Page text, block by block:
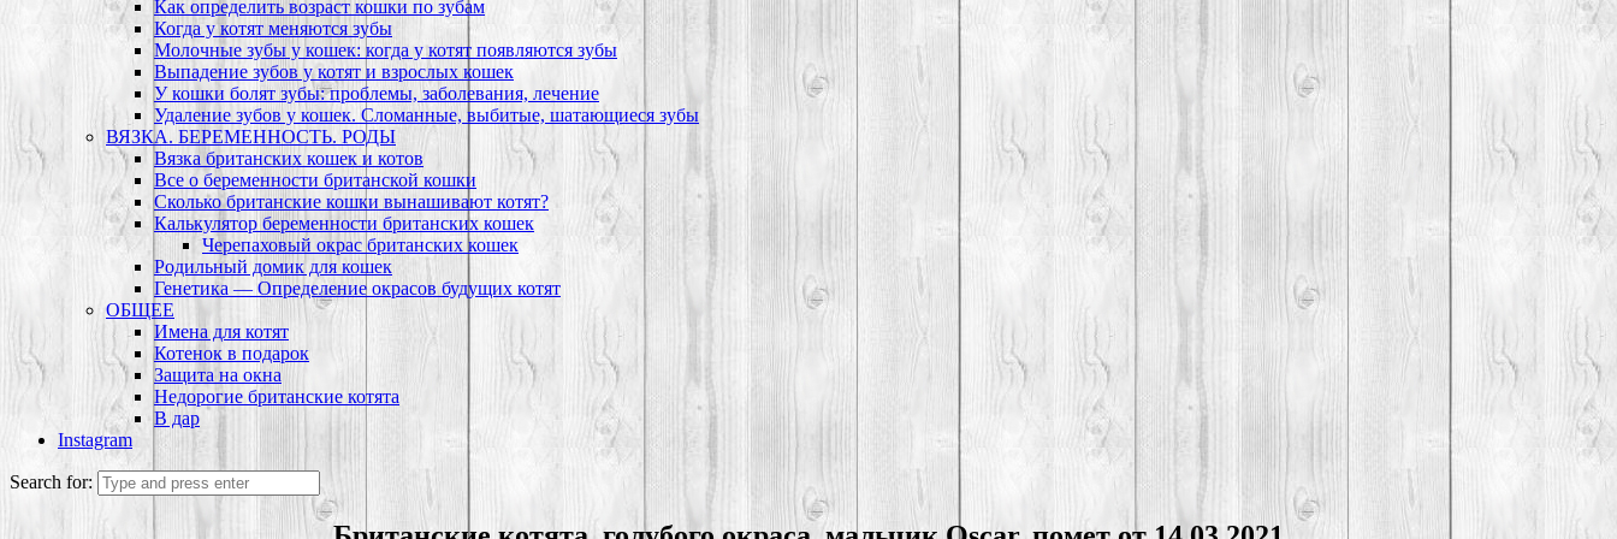
Как определить возраст кошки по зубам
Когда у котят меняются зубы
Молочные зубы у кошек: когда у котят появляются зубы
Выпадение зубов у котят и взрослых кошек
У кошки болят зубы: проблемы, заболевания, лечение
Удаление зубов у кошек. Сломанные, выбитые, шатающиеся зубы
ВЯЗКА. БЕРЕМЕННОСТЬ. РОДЫ
Вязка британских кошек и котов
Все о беременности британской кошки
Сколько британские кошки вынашивают котят?
Калькулятор беременности британских кошек
Черепаховый окрас британских кошек
Родильный домик для кошек
Генетика — Определение окрасов будущих котят
ОБЩЕЕ
Имена для котят
Котенок в подарок
Защита на окна
Недорогие британские котята
В дар
Instagram
Search for: